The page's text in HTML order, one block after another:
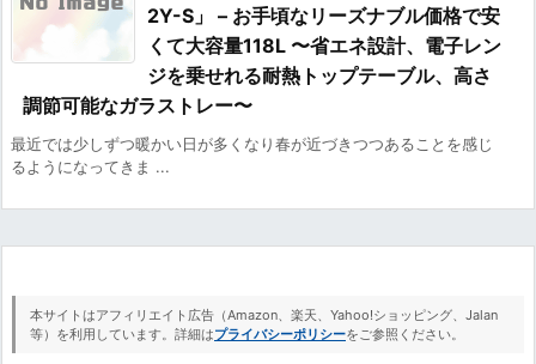
2Y-S」 – お手頃なリーズナブル価格で安
くて大容量118L 〜省エネ設計、電子レン
ジを乗せれる耐熱トップテーブル、高さ
調節可能なガラストレー〜
最近では少しずつ暖かい日が多くなり春が近づきつつあることを感じ
るようになってきま ...
本サイトはアフィリエイト広告（Amazon、楽天、Yahoo!ショッピング、Jalan
等）を利用しています。詳細はプライバシーポリシーをご参照ください。